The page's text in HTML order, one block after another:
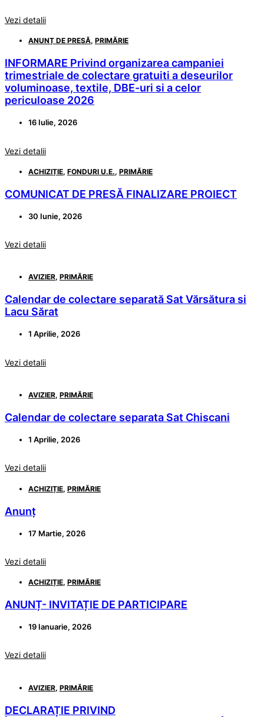
Vezi detalii
ANUNȚ DE PRESĂ, PRIMĂRIE
INFORMARE Privind organizarea campaniei
trimestriale de colectare gratuiti a deseurilor
voluminoase, textile, DBE-uri si a celor
periculoase 2026
16 Iulie, 2026
Vezi detalii
ACHIZIȚIE, FONDURI U.E., PRIMĂRIE
COMUNICAT DE PRESĂ FINALIZARE PROIECT
30 Iunie, 2026
Vezi detalii
AVIZIER, PRIMĂRIE
Calendar de colectare separată Sat Vărsătura si
Lacu Sărat
1 Aprilie, 2026
Vezi detalii
AVIZIER, PRIMĂRIE
Calendar de colectare separata Sat Chiscani
1 Aprilie, 2026
Vezi detalii
ACHIZIȚIE, PRIMĂRIE
Anunț
17 Martie, 2026
Vezi detalii
ACHIZIȚIE, PRIMĂRIE
ANUNȚ- INVITAȚIE DE PARTICIPARE
19 Ianuarie, 2026
Vezi detalii
AVIZIER, PRIMĂRIE
DECLARAȚIE PRIVIND